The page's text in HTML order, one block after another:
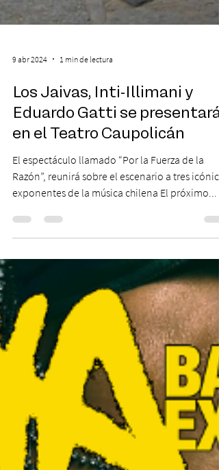
9 abr 2024 1 min de lectura
Los Jaivas, Inti-Illimani y
Eduardo Gatti se
en el Teatro Caupolicán
El espectáculo llamado “Por la Fuerza de la
Razón”, reunirá sobre el escenario a tres
exponentes de la música chilena El próximo...